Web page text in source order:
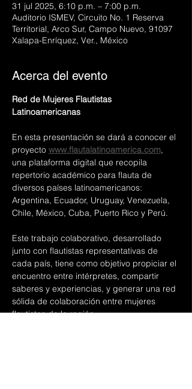
31 jul 2025, 6:10 p.m. – 7:00 p.m.
Auditorio ISMEV, Circuito No. 1 Reserva
Territorial, Arco Sur, Campo Nuevo, 91097
Xalapa-Enríquez, Ver., México
Acerca del evento
Red de Mujeres Flautistas
Latinoamericanas
En esta presentación se dará a conocer el
proyecto www.flautalatinoamerica.com,
una plataforma digital que recopila
repertorio académico para flauta de
diversos países latinoamericanos:
Argentina, Ecuador, Uruguay, Venezuela,
Chile, México, Cuba, Puerto Rico y Perú.
Este trabajo colaborativo, desarrollado
junto con flautistas representativas de
cada país, tiene como objetivo propiciar el
encuentro entre intérpretes, compartir
saberes y experiencias, y generar una red
sólida de colaboración entre mujeres
flautistas de la región.